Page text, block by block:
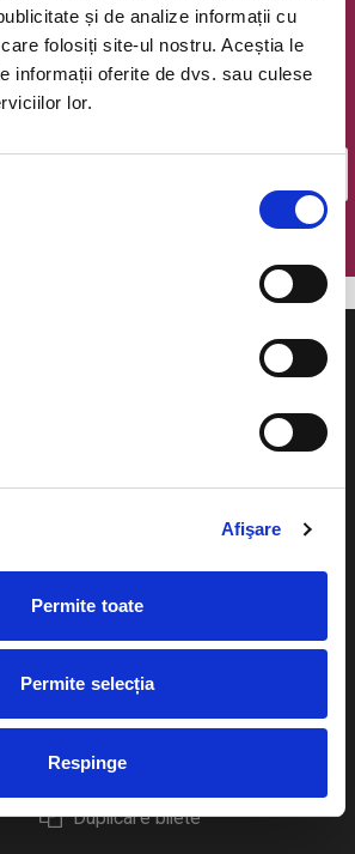
și de analize informații cu
folosiți site-ul nostru. Aceștia le
informații oferite de dvs. sau culese
lor.
Afişare
Permite toate
Permite selecția
Respinge
@ Bilete.ro
o editie saptamanala cu cele mai noi
evenimente.
Cum comand bilete?
Plata online sau cash
eBilet printat acasa
Livrare prin curier
Returnare bilete
Duplicare bilete